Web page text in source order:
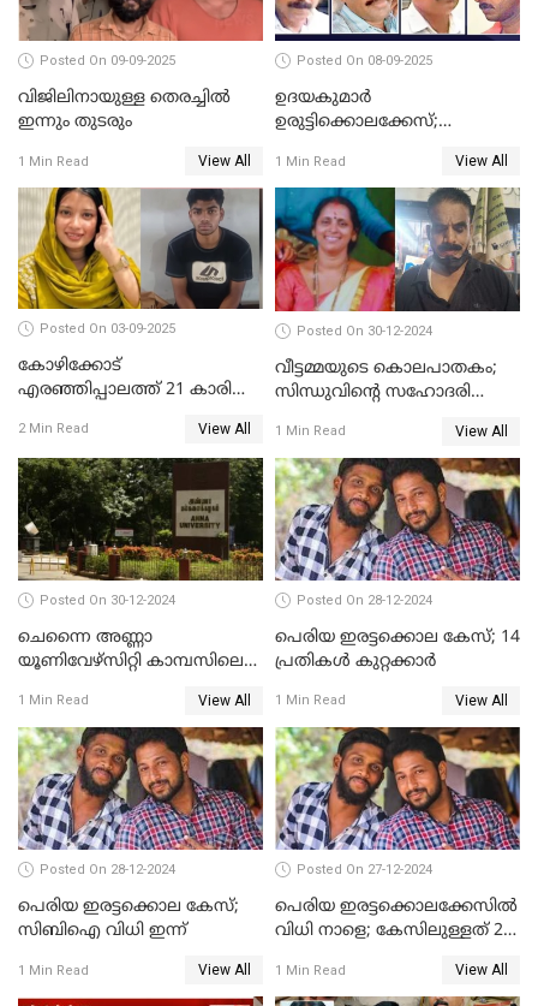
Posted On 09-09-2025
വിജിലിനായുള്ള തെരച്ചിൽ
ഇന്നും തുടരും
1 Min Read View All
Posted On 08-09-2025
ഉദയകുമാര്‍
ഉരുട്ടിക്കൊലക്കേസ്;
സുപ്രീംകോടതിയിലേക്ക്
1 Min Read View All
Posted On 03-09-2025
കോഴിക്കോട്
എരഞ്ഞിപ്പാലത്ത് 21 കാരി
കൂടുതൽ അന്വേഷണത്തിന്
പൊലീസ്
2 Min Read View All
Posted On 30-12-2024
വീട്ടമ്മയുടെ കൊലപാതകം;
സിന്ധുവിന്റെ സഹോദരി
1 Min Read View All
Posted On 30-12-2024
ചെന്നൈ അണ്ണാ
യൂണിവേഴ്‌സിറ്റി കാമ്പസിലെ
കമ്മീഷന്‍ ഇന്ന്
യൂണിവേഴ്‌സിറ്റിയിലെത്തും
1 Min Read View All
Posted On 28-12-2024
പെരിയ ഇരട്ടക്കൊല കേസ്; 14
പ്രതികള്‍ കുറ്റക്കാര്‍
1 Min Read View All
Posted On 28-12-2024
പെരിയ ഇരട്ടക്കൊല കേസ്;
സിബിഐ വിധി ഇന്ന്
1 Min Read View All
Posted On 27-12-2024
പെരിയ ഇരട്ടക്കൊലക്കേസില്‍
വിധി നാളെ; കേസിലുള്ളത് 24
1 Min Read View All